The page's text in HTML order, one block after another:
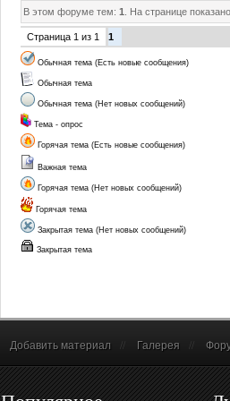
В этом форуме тем: 1 . На странице
Страница 1 из 1 1
Обычная тема (Есть новые сообщения)
Обычная тема
Обычная тема (Нет новых сообщений)
Тема - опрос
Горячая тема (Есть новые сообщения)
Важная тема
Горячая тема (Нет новых сообщений)
Горячая тема
Закрытая тема (Нет новых сообщений)
Закрытая тема
Добавить материал Галерея